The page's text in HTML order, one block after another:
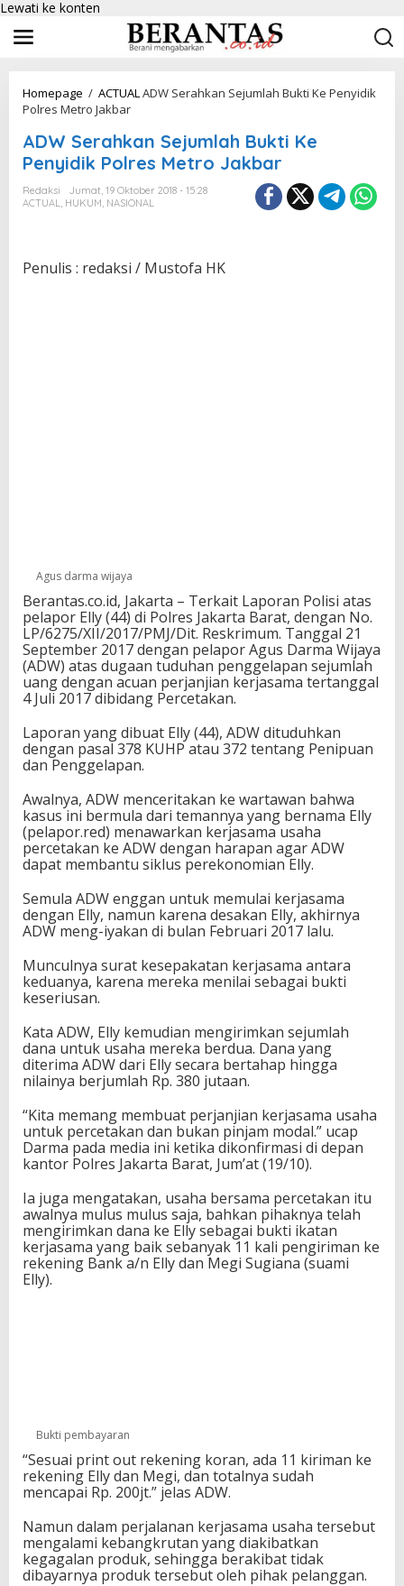
Lewati ke konten
Homepage / ACTUALADW Serahkan Sejumlah Bukti Ke Penyidik
Polres Metro Jakbar
ADW Serahkan Sejumlah Bukti Ke
Penyidik Polres Metro Jakbar
Redaksi
Jumat, 19 Oktober 2018 - 15:28
ACTUAL, HUKUM, NASIONAL
Penulis : redaksi / Mustofa HK
Agus darma wijaya
Berantas.co.id, Jakarta – Terkait Laporan Polisi atas
pelapor Elly (44) di Polres Jakarta Barat, dengan No.
LP/6275/XII/2017/PMJ/Dit. Reskrimum. Tanggal 21
September 2017 dengan pelapor Agus Darma Wijaya
(ADW) atas dugaan tuduhan penggelapan sejumlah
uang dengan acuan perjanjian kerjasama tertanggal
4 Juli 2017 dibidang Percetakan.
Laporan yang dibuat Elly (44), ADW dituduhkan
dengan pasal 378 KUHP atau 372 tentang Penipuan
dan Penggelapan.
Awalnya, ADW menceritakan ke wartawan bahwa
kasus ini bermula dari temannya yang bernama Elly
(pelapor.red) menawarkan kerjasama usaha
percetakan ke ADW dengan harapan agar ADW
dapat membantu siklus perekonomian Elly.
Semula ADW enggan untuk memulai kerjasama
dengan Elly, namun karena desakan Elly, akhirnya
ADW meng-iyakan di bulan Februari 2017 lalu.
Munculnya surat kesepakatan kerjasama antara
keduanya, karena mereka menilai sebagai bukti
keseriusan.
Kata ADW, Elly kemudian mengirimkan sejumlah
dana untuk usaha mereka berdua. Dana yang
diterima ADW dari Elly secara bertahap hingga
nilainya berjumlah Rp. 380 jutaan.
“Kita memang membuat perjanjian kerjasama usaha
untuk percetakan dan bukan pinjam modal.” ucap
Darma pada media ini ketika dikonfirmasi di depan
kantor Polres Jakarta Barat, Jum’at (19/10).
Ia juga mengatakan, usaha bersama percetakan itu
awalnya mulus mulus saja, bahkan pihaknya telah
mengirimkan dana ke Elly sebagai bukti ikatan
kerjasama yang baik sebanyak 11 kali pengiriman ke
rekening Bank a/n Elly dan Megi Sugiana (suami
Elly).
Bukti pembayaran
“Sesuai print out rekening koran, ada 11 kiriman ke
rekening Elly dan Megi, dan totalnya sudah
mencapai Rp. 200jt.” jelas ADW.
Namun dalam perjalanan kerjasama usaha tersebut
mengalami kebangkrutan yang diakibatkan
kegagalan produk, sehingga berakibat tidak
dibayarnya produk tersebut oleh pihak pelanggan.